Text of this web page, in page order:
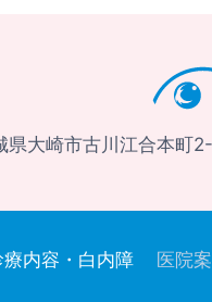
県大崎市古川江合本
療内容・白内障 医院